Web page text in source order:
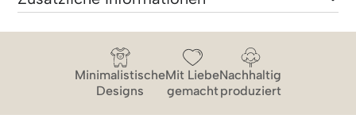
Minimalistische
Designs
Mit Liebe
gemacht
Nachhaltig
produziert